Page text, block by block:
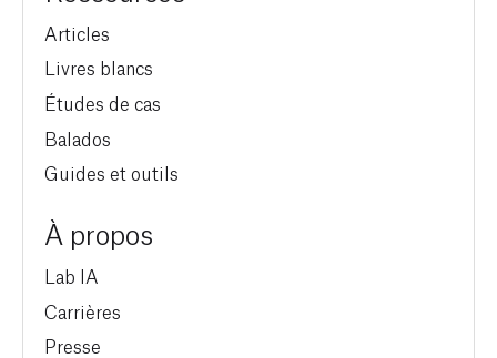
Articles
Livres blancs
Études de cas
Balados
Guides et outils
À propos
Lab IA
Carrières
Presse